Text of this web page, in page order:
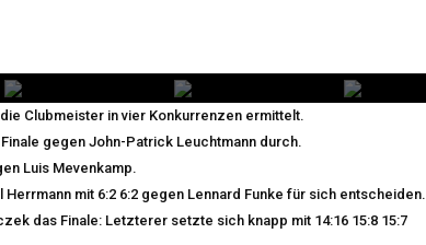
Clubmeister in vier Konkurrenzen ermittelt.
gegen John-Patrick Leuchtmann durch.
Luis Mevenkamp.
mit 6:2 6:2 gegen Lennard Funke für sich entscheiden.
das Finale: Letzterer setzte sich knapp mit 14:16 15:8 15:7